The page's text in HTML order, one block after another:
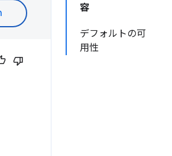
容
デフォルトの可
用性